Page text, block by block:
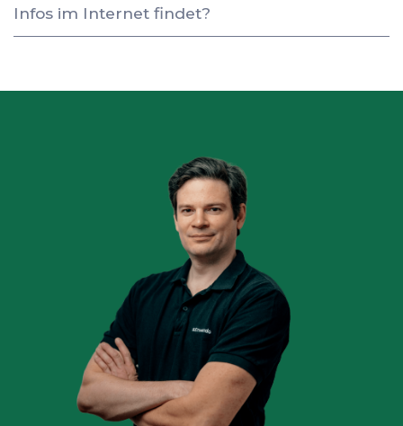
Infos im Internet findet?